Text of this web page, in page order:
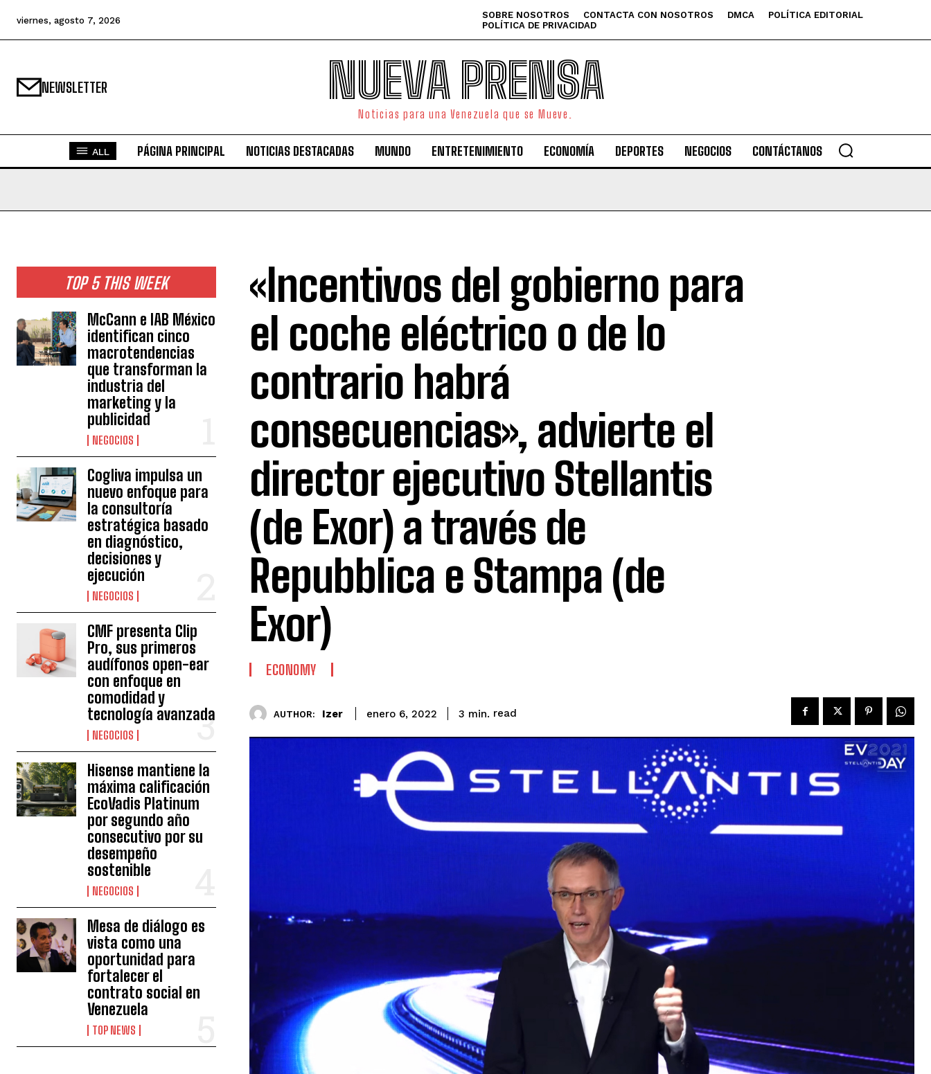
viernes, agosto 7, 2026 SOBRE NOSOTROS CONTACTA CON NOSOTROS DMCA
POLÍTICA EDITORIAL
POLÍTICA DE PRIVACIDAD
NEWSLETTER NUEVA PRENSA
Noticias para una Venezuela que se Mueve.
ALL PÁGINA PRINCIPAL NOTICIAS DESTACADAS MUNDO ENTRETENIMIENTO ECONOMÍA DEPORTES NEGOCIOS CONTÁCTANOS
TOP 5 THIS WEEK
McCann e IAB México
identifican cinco
macrotendencias
que transforman la
industria del
marketing y la
publicidad
NEGOCIOS
Cogliva impulsa un
nuevo enfoque para
la consultoría
estratégica basado
en diagnóstico,
decisiones y
ejecución
NEGOCIOS
CMF presenta Clip
Pro, sus primeros
audífonos open-ear
con enfoque en
comodidad y
tecnología avanzada
NEGOCIOS
Hisense mantiene la
máxima calificación
EcoVadis Platinum
por segundo año
consecutivo por su
desempeño
sostenible
NEGOCIOS
Mesa de diálogo es
vista como una
oportunidad para
fortalecer el
contrato social en
Venezuela
TOP NEWS
«Incentivos del gobierno para
el coche eléctrico o de lo
contrario habrá
consecuencias», advierte el
director ejecutivo Stellantis
(de Exor) a través de
Repubblica e Stampa (de
Exor)
ECONOMY
AUTHOR: Izer enero 6, 2022 3 min. read